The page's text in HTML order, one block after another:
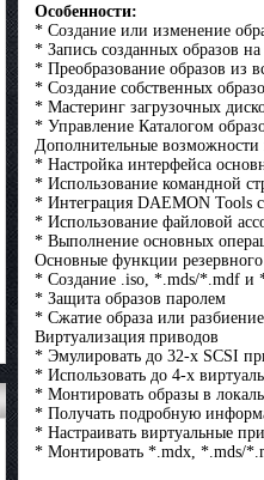
Особенности:
* Создание или изменение
* Запись созданных образов
* Преобразование образов из
* Создание собственных
* Мастеринг загрузочных
* Управление Каталогом
Дополнительные возможности
* Настройка интерфейса
* Использование командной
* Интеграция DAEMON Tools
* Использование файловой
* Выполнение основных
Основные функции
* Создание .iso, *.mds/*.mdf и
* Защита образов паролем
* Сжатие образа или
Виртуализация приводов
* Эмулировать до 32-х SCSI
* Использовать до 4-х
* Монтировать образы в
* Получать подробную
* Настраивать виртуальные
* Монтировать *.mdx, *.mds/